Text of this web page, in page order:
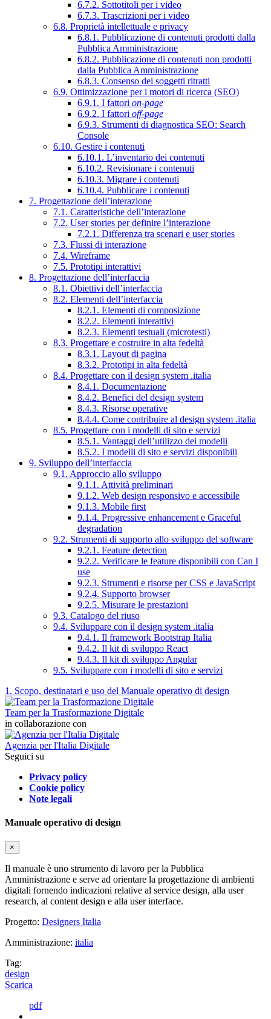
6.7.2. Sottotitoli per i video
6.7.3. Trascrizioni per i video
6.8. Proprietà intellettuale e privacy
6.8.1. Pubblicazione di contenuti prodotti dalla
Pubblica Amministrazione
6.8.2. Pubblicazione di contenuti non prodotti
dalla Pubblica Amministrazione
6.8.3. Consenso dei soggetti ritratti
6.9. Ottimizzazione per i motori di ricerca (SEO)
6.9.1. I fattori on-page
6.9.2. I fattori off-page
6.9.3. Strumenti di diagnostica SEO: Search
Console
6.10. Gestire i contenuti
6.10.1. L’inventario dei contenuti
6.10.2. Revisionare i contenuti
6.10.3. Migrare i contenuti
6.10.4. Pubblicare i contenuti
7. Progettazione dell’interazione
7.1. Caratteristiche dell’interazione
7.2. User stories per definire l’interazione
7.2.1. Differenza tra scenari e user stories
7.3. Flussi di interazione
7.4. Wireframe
7.5. Prototipi interattivi
8. Progettazione dell’interfaccia
8.1. Obiettivi dell’interfaccia
8.2. Elementi dell’interfaccia
8.2.1. Elementi di composizione
8.2.2. Elementi interattivi
8.2.3. Elementi testuali (microtesti)
8.3. Progettare e costruire in alta fedeltà
8.3.1. Layout di pagina
8.3.2. Prototipi in alta fedeltà
8.4. Progettare con il design system .italia
8.4.1. Documentazione
8.4.2. Benefici del design system
8.4.3. Risorse operative
8.4.4. Come contribuire al design system .italia
8.5. Progettare con i modelli di sito e servizi
8.5.1. Vantaggi dell’utilizzo dei modelli
8.5.2. I modelli di sito e servizi disponibili
9. Sviluppo dell’interfaccia
9.1. Approccio allo sviluppo
9.1.1. Attività preliminari
9.1.2. Web design responsivo e accessibile
9.1.3. Mobile first
9.1.4. Progressive enhancement e Graceful
degradation
9.2. Strumenti di supporto allo sviluppo del software
9.2.1. Feature detection
9.2.2. Verificare le feature disponibili con Can I
use
9.2.3. Strumenti e risorse per CSS e JavaScript
9.2.4. Supporto browser
9.2.5. Misurare le prestazioni
9.3. Catalogo del riuso
9.4. Sviluppare con il design system .italia
9.4.1. Il framework Bootstrap Italia
9.4.2. Il kit di sviluppo React
9.4.3. Il kit di sviluppo Angular
9.5. Sviluppare con i modelli di sito e servizi
1. Scopo, destinatari e uso del Manuale operativo di design
Team per la Trasformazione Digitale
in collaborazione con
Agenzia per l'Italia Digitale
Seguici su
Privacy policy
Cookie policy
Note legali
Manuale operativo di design
×
Il manuale è uno strumento di lavoro per la Pubblica
Amministrazione e serve ad orientare la progettazione di ambienti
digitali fornendo indicazioni relative al service design, alla user
research, al content design e alla user interface.
Progetto: Designers Italia
Amministrazione: italia
Tag:
design
Scarica
pdf